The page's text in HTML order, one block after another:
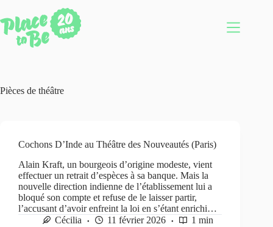
au
contenu
Pièces de théâtre
Cochons D’Inde au Théâtre des Nouveautés (Paris)
Alain Kraft, un bourgeois d’origine modeste, vient
effectuer un retrait d’espèces à sa banque. Mais la
nouvelle direction indienne de l’établissement lui a
bloqué son compte et refuse de le laisser partir,
l’accusant d’avoir enfreint la loi en s’étant enrichi…
Cécilia
11 février 2026 1 min